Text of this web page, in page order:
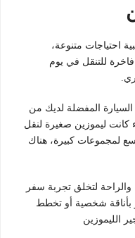
احتياجات متنوعة،
للتنقل في يوم
السيارة المفضلة لديك من
ليموزين صغيرة لنقل
لمجموعات كبيرة، هناك
والراحة لتخلق تجربة سفر
شخصية أو تخطط
الليموزين